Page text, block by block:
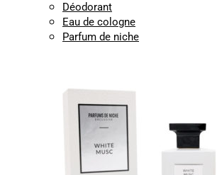
Déodorant
Eau de cologne
Parfum de niche